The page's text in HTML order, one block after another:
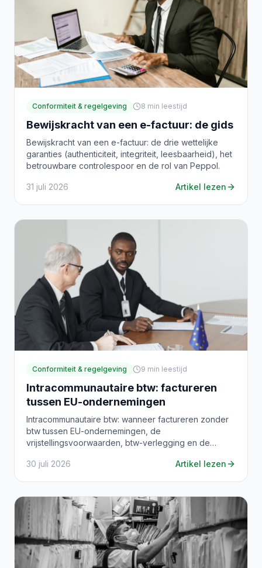
Conformiteit & regelgeving 8 min leestijd
Bewijskracht van een e-factuur: de gids
Bewijskracht van een e-factuur: de drie wettelijke
garanties (authenticiteit, integriteit, leesbaarheid), het
betrouwbare controlespoor en de rol van Peppol.
31 juli 2026 Artikel lezen
Conformiteit & regelgeving 9 min leestijd
Intracommunautaire btw: factureren
tussen EU-ondernemingen
Intracommunautaire btw: wanneer factureren zonder
btw tussen EU-ondernemingen, de
vrijstellingsvoorwaarden, btw-verlegging en de
30 juli 2026
Artikel lezen